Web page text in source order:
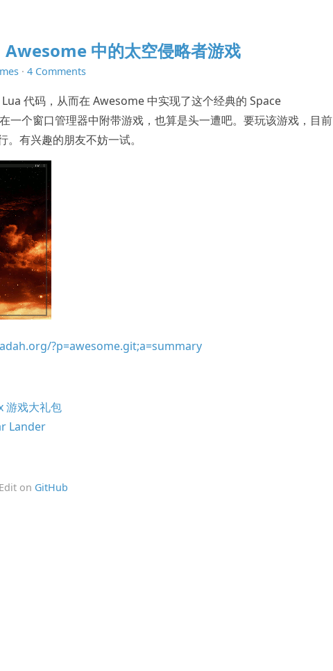
中的太空侵略者游戏
· 4 Comments
代码，从而在 Awesome 中实现了这个经典的 Space
一个窗口管理器中附带游戏，也算是头一遭吧。要玩该游戏，目前
有兴趣的朋友不妨一试。
?p=awesome.git;a=summary
游戏大礼包
Lander
on GitHub